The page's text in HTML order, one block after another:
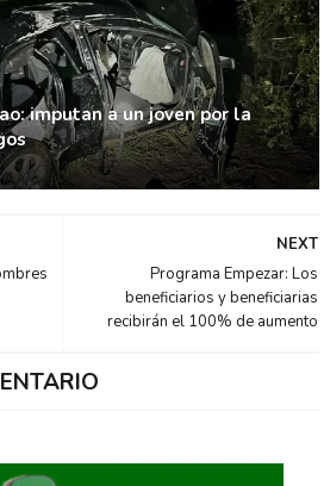
imputan a un joven por la
NEXT
Programa Empezar: Los
beneficiarios y beneficiarias
recibirán el 100% de aumento